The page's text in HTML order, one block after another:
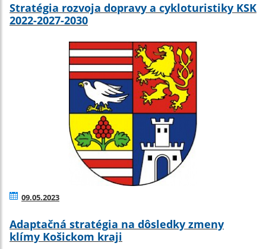
Stratégia rozvoja dopravy a cykloturistiky KSK
2022-2027-2030
09.05.2023
Adaptačná stratégia na dôsledky zmeny
klímy Košickom kraji